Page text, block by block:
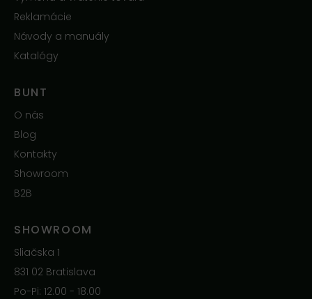
Reklamácie
Návody a manuály
Katalógy
BUNT
O nás
Blog
Kontakty
Showroom
B2B
SHOWROOM
Sliačska 1
831 02 Bratislava
Po-Pi: 12.00 - 18.00